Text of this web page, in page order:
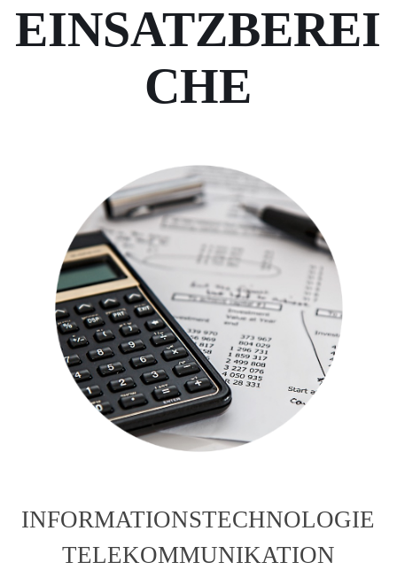
EINSATZBEREI
CHE
INFORMATIONSTECHNOLOGIE
TELEKOMMUNIKATION